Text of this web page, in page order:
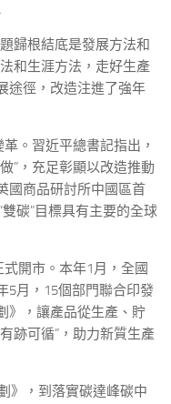
歸根結底是發展方法和
和生涯方法，走好生產
途徑，改造注進了強年
。習近平總書記指出，
”，充足彰顯以改造推動
國商品研討所中國區首
碳”目標具有主要的全球
開市。本年1月，全國
5月，15個部門聯合印發
》，讓產品從生產、貯
跡可循”，助力新質生產
》，到落實碳達峰碳中